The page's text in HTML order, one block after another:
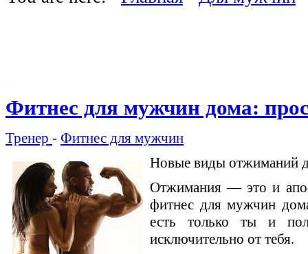
Фитнес для мужчин дома:
Тренер - Фитнес для мужчин
Новые виды отжиманий
Отжимания — это и
фитнес для мужчин
есть только ты и
исключительно от тебя.